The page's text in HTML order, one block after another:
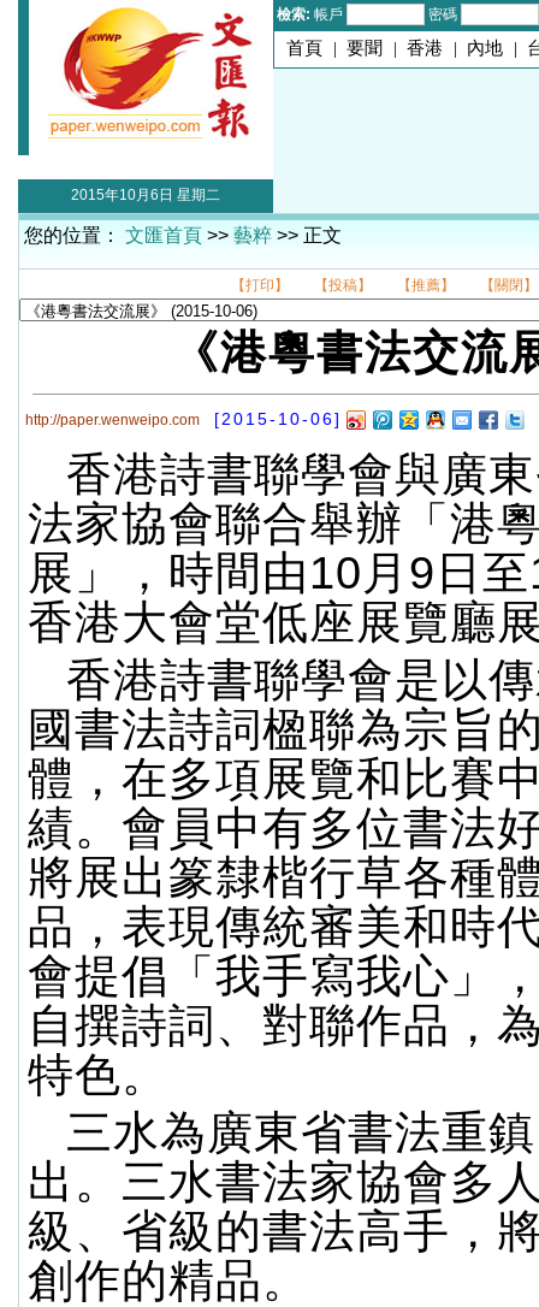
檢索: 帳戶 密碼
首頁 | 要聞 | 香港 | 內地 |
2015年10月6日 星期二
您的位置： 文匯首頁 >> 藝粹 >> 正文
【打印】 【投稿】 【推薦】 【關閉】
《港粵書法交流
http://paper.wenweipo.com [2015-10-06]
香港詩書聯學會與廣
法家協會聯合舉辦「港
展」，時間由10月9日
香港大會堂低座展覽廳
香港詩書聯學會是以
國書法詩詞楹聯為宗旨
體，在多項展覽和比賽
績。會員中有多位書法
將展出篆隸楷行草各種
品，表現傳統審美和時
會提倡「我手寫我心」
自撰詩詞、對聯作品，
特色。
三水為廣東省書法重
出。三水書法家協會多
級、省級的書法高手，
創作的精品。